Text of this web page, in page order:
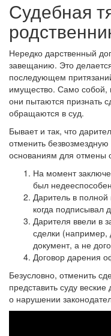
Судебная
Нередко дарственный
завещанию. Это
последующем
имущество. Само собой,
они пытаются признать
обращаются в суд.
Бывает и так, что
отменить
основаниям для отмены
На момент
был
Даритель в
когда подписывал
Дарителя ввели в
сделки (например,
документ, а не
Договор дарения
Безусловно, отменить
представить суду
о нарушении